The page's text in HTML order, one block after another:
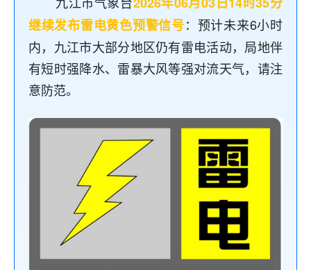
继续发布雷电黄色预警信号：预计未来6小时
内，九江市大部分地区仍有雷电活动，局地伴
有短时强降水、雷暴大风等强对流天气，请注
意防范。